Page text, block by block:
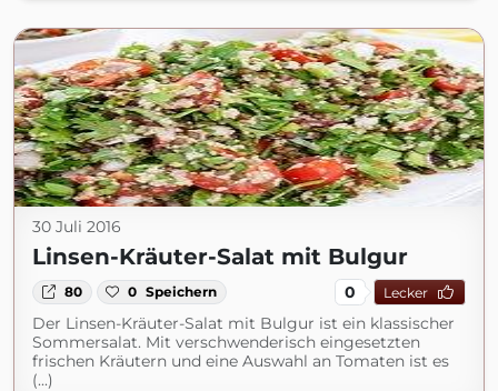
30 Juli 2016
Linsen-Kräuter-Salat mit Bulgur
80 0 Speichern 0 Lecker
Der Linsen-Kräuter-Salat mit Bulgur ist ein klassischer
Sommersalat. Mit verschwenderisch eingesetzten
frischen Kräutern und eine Auswahl an Tomaten ist es
(...)